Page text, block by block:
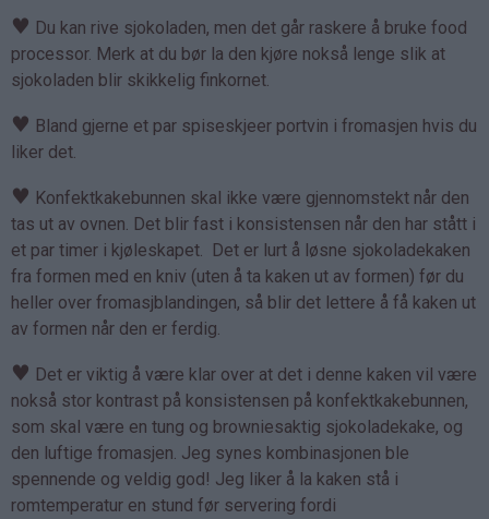
♥ Du kan rive sjokoladen, men det går raskere å bruke food
processor. Merk at du bør la den kjøre nokså lenge slik at
sjokoladen blir skikkelig finkornet.
♥ Bland gjerne et par spiseskjeer portvin i fromasjen hvis du
liker det.
♥ Konfektkakebunnen skal ikke være gjennomstekt når den
tas ut av ovnen. Det blir fast i konsistensen når den har stått i
et par timer i kjøleskapet. Det er lurt å løsne sjokoladekaken
fra formen med en kniv (uten å ta kaken ut av formen) før du
heller over fromasjblandingen, så blir det lettere å få kaken ut
av formen når den er ferdig.
♥ Det er viktig å være klar over at det i denne kaken vil være
nokså stor kontrast på konsistensen på konfektkakebunnen,
som skal være en tung og browniesaktig sjokoladekake, og
den luftige fromasjen. Jeg synes kombinasjonen ble
spennende og veldig god! Jeg liker å la kaken stå i
romtemperatur en stund før servering fordi